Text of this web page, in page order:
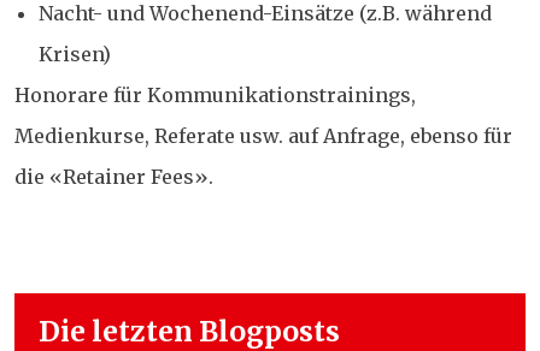
Nacht- und Wochenend-Einsätze (z.B. während
Krisen)
Honorare für Kommunikationstrainings,
Medienkurse, Referate usw. auf Anfrage, ebenso für
die «Retainer Fees».
Die letzten Blogposts